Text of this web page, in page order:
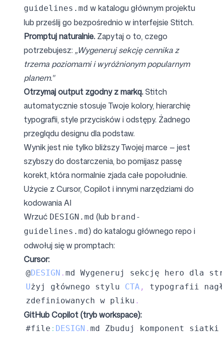
guidelines.md w katalogu głównym projektu
lub prześlij go bezpośrednio w interfejsie Stitch.
Promptuj naturalnie. Zapytaj o to, czego
potrzebujesz: „Wygeneruj sekcję cennika z
trzema poziomami i wyróżnionym popularnym
planem."
Otrzymaj output zgodny z marką.Stitch
automatycznie stosuje Twoje kolory, hierarchię
typografii, style przycisków i odstępy. Żadnego
przeglądu designu dla podstaw.
Wynik jest nie tylko bliższy Twojej marce — jest
szybszy do dostarczenia, bo pomijasz passę
korekt, która normalnie zjada całe popołudnie.
Użycie z Cursor, Copilot i innymi narzędziami do
kodowania AI
Wrzuć DESIGN.md (lub brand-
guidelines.md ) do katalogu głównego repo i
odwołuj się w promptach:
Cursor:
@DESIGN . md Wygeneruj
sekcję hero dla
Użyj głównego stylu CTA ,
zdefiniowanych w pliku .
GitHub Copilot (tryb workspace):
#file : DESIGN . md
Zbuduj